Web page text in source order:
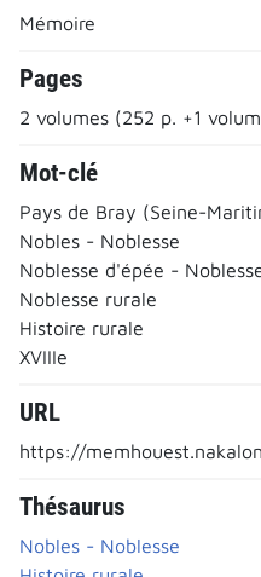
Mémoire
Pages
2 volumes (252 p. +1
Mot-clé
Pays de Bray (Seine-
Nobles - Noblesse
Noblesse d'épée -
Noblesse rurale
Histoire rurale
XVIIIe
URL
https://
Thésaurus
Nobles - Noblesse